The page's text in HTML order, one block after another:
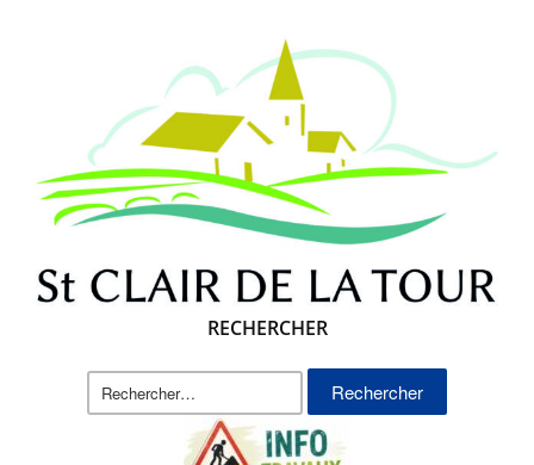
RECHERCHER
Rechercher :